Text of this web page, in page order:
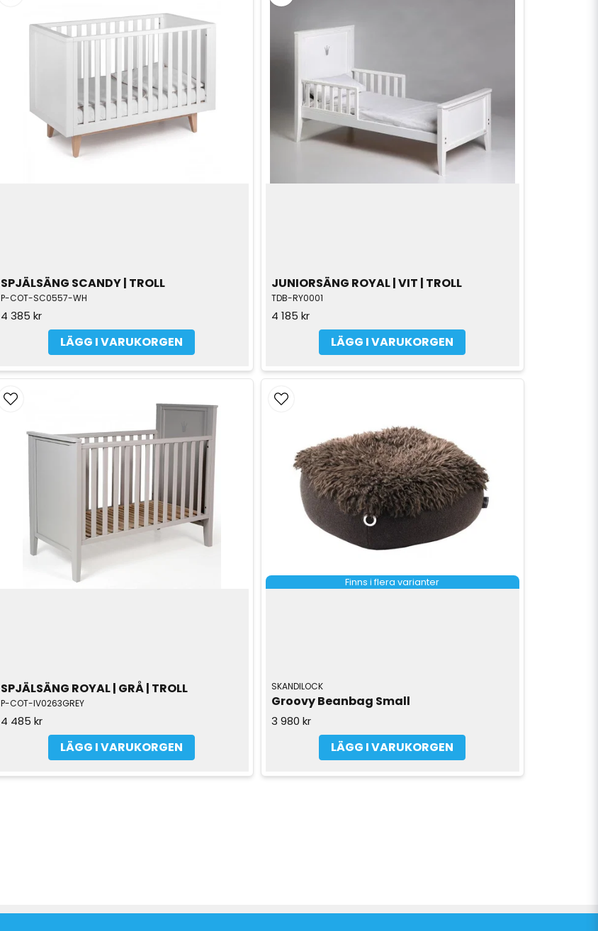
SPJÄLSÄNG SCANDY | TROLL
P-COT-SC0557-WH
4 385 kr
LÄGG I VARUKORGEN
JUNIORSÄNG ROYAL | VIT | TROLL
TDB-RY0001
4 185 kr
LÄGG I VARUKORGEN
SPJÄLSÄNG ROYAL | GRÅ | TROLL
P-COT-IV0263GREY
4 485 kr
LÄGG I VARUKORGEN
Finns i flera varianter
SKANDILOCK
Groovy Beanbag Small
3 980 kr
LÄGG I VARUKORGEN